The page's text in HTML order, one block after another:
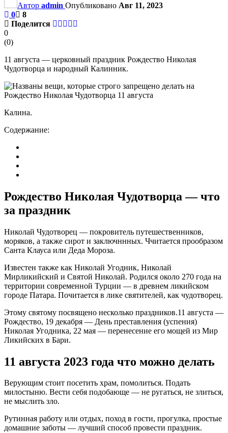
Автор admin Опубликовано Авг 11, 2023
0
8
Поделится
0
(0)
11 августа — церковный праздник Рождество Николая
Чудотворца и народный Калинник.
Калина.
Содержание:
Рождество Николая Чудотворца — что
за праздник
Николай Чудотворец — покровитель путешественников,
моряков, а также сирот и заключннных. Ччитается прообразом
Санта Клауса или Деда Мороза.
Известен также как Николай Угодник, Николай
Мирликийский и Святой Николай. Родился около 270 года на
территории современной Турции — в древнем ликийском
городе Патара. Почитается в лике святителей, как чудотворец.
Этому святому посвящено несколько праздников.11 августа —
Рождество, 19 декабря — День преставления (успения)
Николая Угодника, 22 мая — перенесение его мощей из Мир
Ликийских в Бари.
11 августа 2023 года что можно делать
Верующим стоит посетить храм, помолиться. Подать
милостыню. Вести себя подобающе — не ругаться, не злиться,
не мыслить зло.
Рутинная работу или отдых, поход в гости, прогулка, простые
домашние заботы — лучший способ провести праздник.